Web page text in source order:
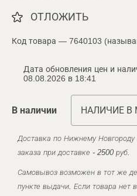
ОТЛОЖИТЬ
Код товара — 7640103
Дата обновления цен и
08.08.2026 в 18:41
В наличии НАЛИЧИЕ В
Доставка по Нижнему
заказа при доставке - 2500 руб.
Самовывоз возможен в тот же
пункте выдачи. Если товара нет